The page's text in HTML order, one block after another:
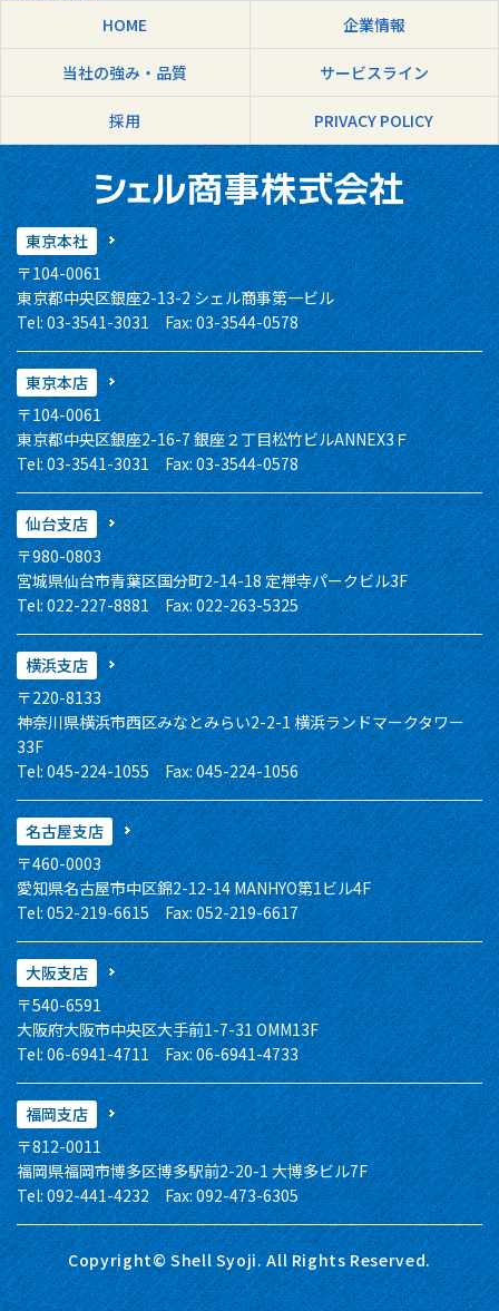
HOME
企業情報
当社の強み・品質 サービスライン
採用 PRIVACY POLICY
東京本社
〒104-0061
東京都中央区銀座2-13-2 シェル商事第一ビル
Tel: 03-3541-3031 Fax: 03-3544-0578
東京本店
〒104-0061
東京都中央区銀座2-16-7 銀座２丁目松竹ビルANNEX3Ｆ
Tel: 03-3541-3031 Fax: 03-3544-0578
仙台支店
〒980-0803
宮城県仙台市青葉区国分町2-14-18 定禅寺パークビル3F
Tel: 022-227-8881 Fax: 022-263-5325
横浜支店
〒220-8133
神奈川県横浜市西区みなとみらい2-2-1 横浜ランドマークタワー
33F
Tel: 045-224-1055 Fax: 045-224-1056
名古屋支店
〒460-0003
愛知県名古屋市中区錦2-12-14 MANHYO第1ビル4F
Tel: 052-219-6615 Fax: 052-219-6617
大阪支店
〒540-6591
大阪府大阪市中央区大手前1-7-31 OMM13F
Tel: 06-6941-4711 Fax: 06-6941-4733
福岡支店
〒812-0011
福岡県福岡市博多区博多駅前2-20-1 大博多ビル7F
Tel: 092-441-4232 Fax: 092-473-6305
Copyright© Shell Syoji. All Rights Reserved.